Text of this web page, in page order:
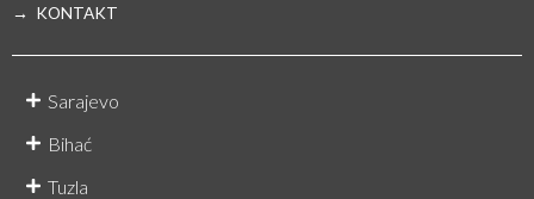
→ KONTAKT
Sarajevo
Bihać
Tuzla